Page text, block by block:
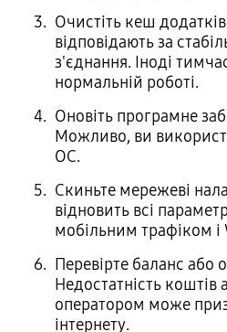
Очистіть кеш
відповідають за
з'єднання. Іноді
нормальній роботі.
Оновіть програмне
Можливо, ви
ОС.
Скиньте мережеві
відновить всі
мобільним трафіком і
Перевірте баланс або
Недостатність коштів
оператором може
інтернету.